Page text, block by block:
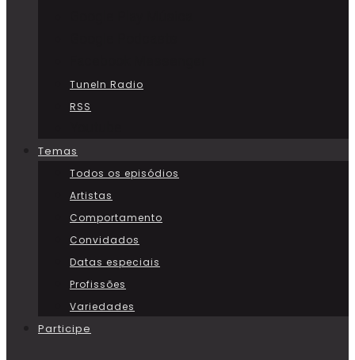
TuneIn Radio
RSS
Temas
Todos os episódios
Artistas
Comportamento
Convidados
Datas especiais
Profissões
Variedades
Participe